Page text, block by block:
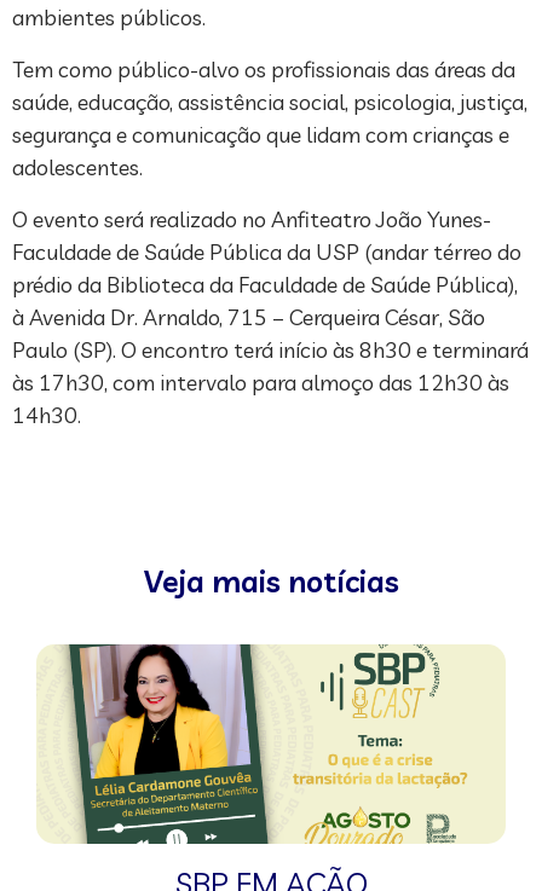
ambientes públicos.
Tem como público-alvo os profissionais das áreas da
saúde, educação, assistência social, psicologia, justiça,
segurança e comunicação que lidam com crianças e
adolescentes.
O evento será realizado no Anfiteatro João Yunes-
Faculdade de Saúde Pública da USP (andar térreo do
prédio da Biblioteca da Faculdade de Saúde Pública),
à Avenida Dr. Arnaldo, 715 – Cerqueira César, São
Paulo (SP). O encontro terá início às 8h30 e terminará
às 17h30, com intervalo para almoço das 12h30 às
14h30.
Veja mais notícias
SBP EM AÇÃO